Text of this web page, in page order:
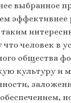
выбранное
таким
что человек в
общества
культуру и